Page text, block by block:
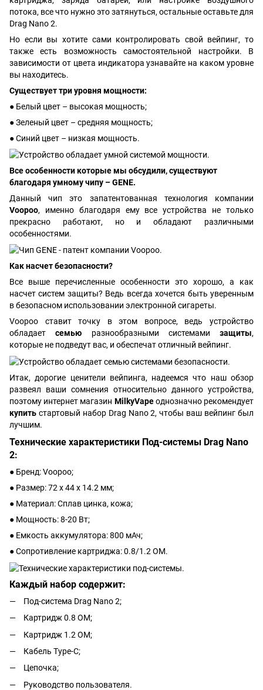
потока, все что нужно это затянуться, остальные оставьте для
Drag Nano 2.
Но если вы хотите сами контролировать свой вейпинг, то
также есть возможность самостоятельной настройки. В
зависимости от цвета индикатора узнавайте на каком уровне
вы находитесь.
Существует три уровня мощности:
● Белый цвет – высокая мощность;
● Зеленый цвет – средняя мощность;
● Синий цвет – низкая мощность.
Все особенности которые мы обсудили, существуют
благодаря умному чипу – GENE.
Данный чип это запатентованная технология компании
Voopoo, именно благодаря ему все устройства не только
прекрасно работают, но и обладают различными
особенностями.
Как насчет безопасности?
Все выше перечисленные особенности это хорошо, а как
насчет систем защиты? Ведь всегда хочется быть уверенным
в безопасном использовании электронной сигареты.
Voopoo ставит точку в этом вопросе, ведь устройство
обладаетсемью разнообразными системами защиты,
которые не подведут вас, и обеспечат отличный вейпинг.
Итак, дорогие ценители вейпинга, надеемся что наш обзор
развеял ваши сомнения относительно данного устройства,
поэтому интернет магазин MilkyVapeоднозначно рекомендует
купить стартовый набор Drag Nano 2, чтобы ваш вейпинг был
лучшим.
Технические характеристики Под-системы Drag Nano
2:
● Бренд: Voopoo;
● Размер: 72 х 44 х 14.2 мм;
● Материал: Сплав цинка, кожа;
● Мощность: 8-20 Вт;
● Емкость аккумулятора: 800 мАч;
● Сопротивление картриджа: 0.8/1.2 ОМ.
Каждый набор содержит:
Под-система Drag Nano 2;
Картридж 0.8 ОМ;
Картридж 1.2 ОМ;
Кабель Type-C;
Цепочка;
Руководство пользователя.